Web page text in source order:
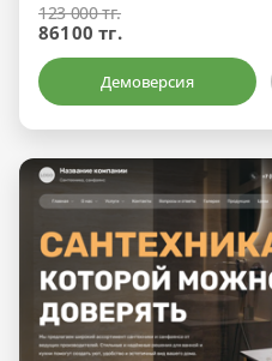
123 000 тг.
86100 тг.
Демоверсия